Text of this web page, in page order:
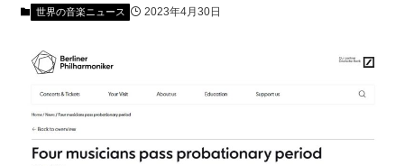
世界の音楽ニュース 2023年4月30日